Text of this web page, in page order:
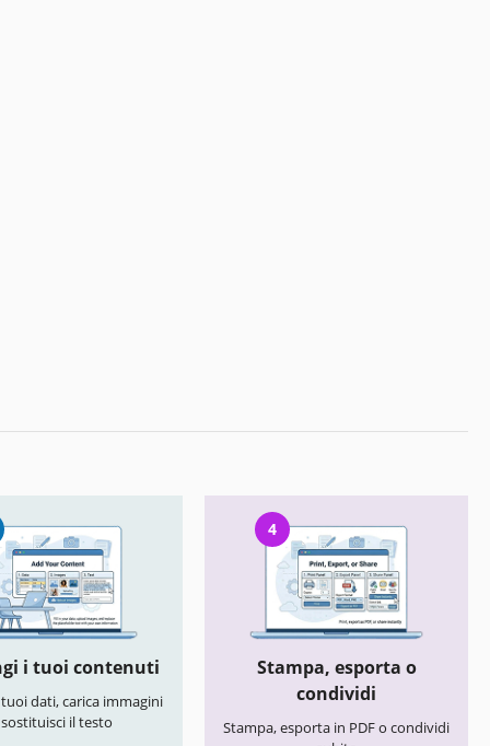
i tuoi contenuti
dati, carica immagini
il testo
4
Stampa, esporta o
condividi
Stampa, esporta in PDF o condividi